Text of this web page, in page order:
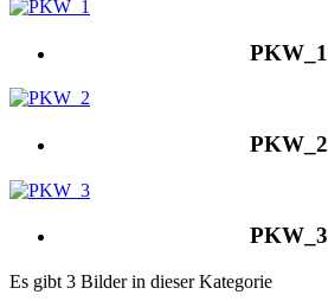
PKW_1
PKW_2
PKW_3
Es gibt 3 Bilder in dieser Kategorie